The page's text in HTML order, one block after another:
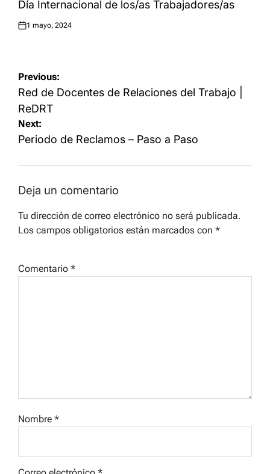
Día Internacional de los/as Trabajadores/as
Posted
1 mayo, 2024
Navegación
de
entradas
Previous:
Red de Docentes de Relaciones del Trabajo |
ReDRT
Next:
Periodo de Reclamos – Paso a Paso
Deja un comentario
Tu dirección de correo electrónico no será publicada.
Los campos obligatorios están marcados con *
Comentario *
Nombre *